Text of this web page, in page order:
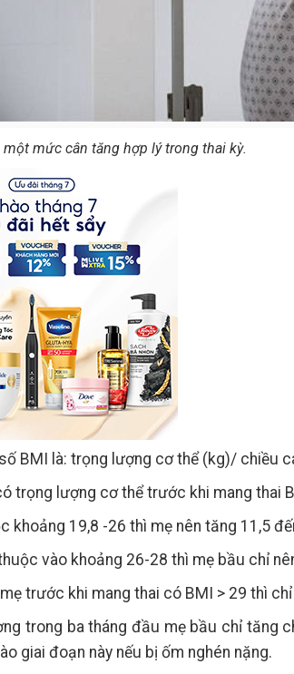
mức cân tăng hợp lý trong thai kỳ.
BMI là: trọng lượng cơ thể (kg)/ chiều
trọng lượng cơ thể trước khi mang thai
khoảng 19,8 -26 thì mẹ nên tăng 11,5
vào khoảng 26-28 thì mẹ bầu chỉ
trước khi mang thai có BMI > 29 thì
trong ba tháng đầu mẹ bầu chỉ tăng
giai đoạn này nếu bị ốm nghén nặng.